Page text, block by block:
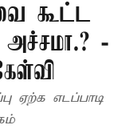
கூட்ட
அச்சமா.? -
ஏற்க எடப்பாடி